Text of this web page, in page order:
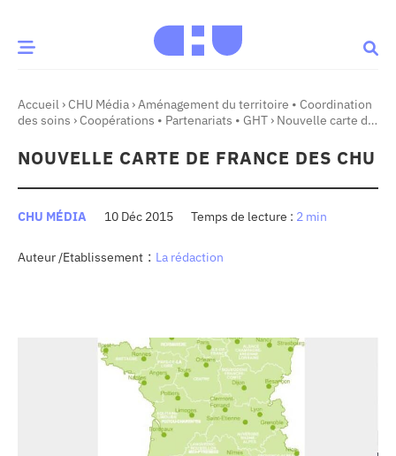
MOMENT
Innovation
& patrimoine Patient
Accueil › CHU Média ›Aménagement du territoire • Coordination
des soins › Coopérations • Partenariats • GHT › Nouvelle carte de
NOUVELLE CARTE DE FRANCE DES CHU
CHU MÉDIA 10 Déc 2015 2 min
Auteur /Etablissement : La rédaction